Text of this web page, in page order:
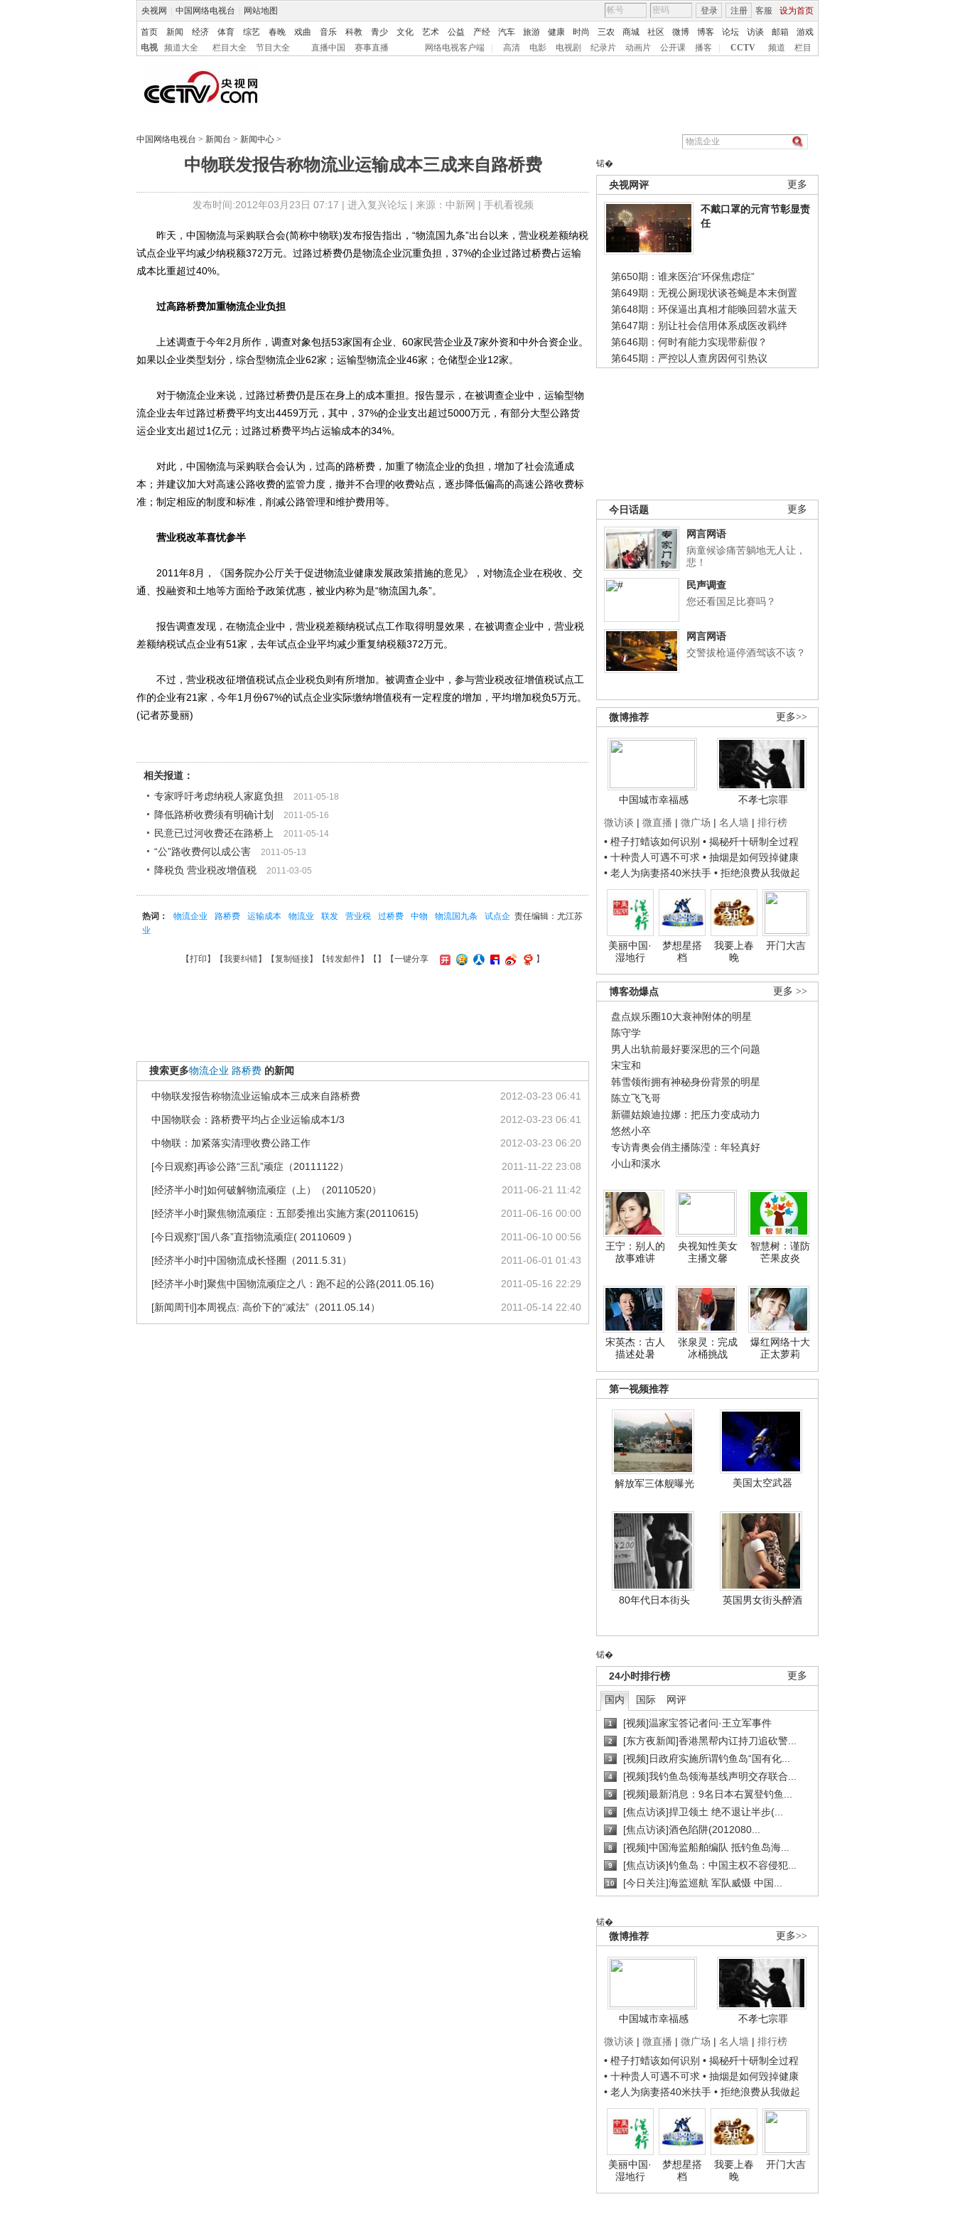
央视网 中国网络电视台 网站地图 客服 设为首页
登录 注册
首页 新闻 经济 体育 综艺 春晚 戏曲 音乐 科教 青少 文化 艺术 公益 产经 汽车 旅游 健康 时尚 三农 商城 社区 微博 博客 论坛 访谈 邮箱
游戏
电视
频道大全 栏目大全 节目大全 直播中国 赛事直播 网络电视客户端 高清 电影 电视剧 纪录片 动画片 公开课 播客 CCTV 频道 栏目
中国网络电视台 > 新闻台 > 新闻中心 >
中物联发报告称物流业运输成本三成来自路桥费
发布时间:2012年03月23日 07:17 | 进入复兴论坛| 来源：中新网 | 手机看视频
锘�
更多
央视网评
不戴口罩的元宵节彰显责
任
第650期：谁来医治“环保焦虑症”
第649期：无视公厕现状谈苍蝇是本末倒置
第648期：环保逼出真相才能唤回碧水蓝天
第647期：别让社会信用体系成医改羁绊
第646期：何时有能力实现带薪假？
第645期：严控以人查房因何引热议
更多
今日话题
网言网语
病童候诊痛苦躺地无人让，
悲！
民声调查
您还看国足比赛吗？
网言网语
交警拔枪逼停酒驾该不该？
更多>>
微博推荐
中国城市幸福感
不孝七宗罪
微访谈 | 微直播 | 微广场 | 名人墙 | 排行榜
• 橙子打蜡该如何识别 • 揭秘歼十研制全过程
• 十种贵人可遇不可求 • 抽烟是如何毁掉健康
• 老人为病妻搭40米扶手 • 拒绝浪费从我做起
美丽中国·
湿地行
梦想星搭
档
我要上春
晚
开门大吉
更多 >>
博客劲爆点
盘点娱乐圈10大衰神附体的明星
陈守学
男人出轨前最好要深思的三个问题
宋宝和
韩雪领衔拥有神秘身份背景的明星
陈立飞飞哥
新疆姑娘迪拉娜：把压力变成动力
悠然小卒
专访青奥会俏主播陈滢：年轻真好
小山和溪水
王宁：别人的
故事难讲
央视知性美女
主播文馨
智慧树：谨防
芒果皮炎
宋英杰：古人
描述处暑
张泉灵：完成
冰桶挑战
爆红网络十大
正太萝莉
第一视频推荐
解放军三体舰曝光 美国太空武器
80年代日本街头 英国男女街头醉酒
锘�
更多
24小时排行榜
国内 国际 网评
1 [视频]温家宝答记者问·王立军事件
2 [东方夜新闻]香港黑帮内讧持刀追砍警...
3 [视频]日政府实施所谓钓鱼岛“国有化...
4 [视频]我钓鱼岛领海基线声明交存联合...
5 [视频]最新消息：9名日本右翼登钓鱼...
6 [焦点访谈]捍卫领土 绝不退让半步(...
7 [焦点访谈]酒色陷阱(2012080...
8 [视频]中国海监船舶编队 抵钓鱼岛海...
9 [焦点访谈]钓鱼岛：中国主权不容侵犯...
10 [今日关注]海监巡航 军队威慑 中国...
锘�
更多>>
微博推荐
中国城市幸福感
不孝七宗罪
微访谈 | 微直播 | 微广场 | 名人墙 | 排行榜
• 橙子打蜡该如何识别 • 揭秘歼十研制全过程
• 十种贵人可遇不可求 • 抽烟是如何毁掉健康
• 老人为病妻搭40米扶手 • 拒绝浪费从我做起
美丽中国·
湿地行
梦想星搭
档
我要上春
晚
开门大吉
昨天，中国物流与采购联合会(简称中物联)发布报告指出，“物流国九条”出台以来，营业税差额纳税
试点企业平均减少纳税额372万元。过路过桥费仍是物流企业沉重负担，37%的企业过路过桥费占运输
成本比重超过40%。
过高路桥费加重物流企业负担
上述调查于今年2月所作，调查对象包括53家国有企业、60家民营企业及7家外资和中外合资企业。
如果以企业类型划分，综合型物流企业62家；运输型物流企业46家；仓储型企业12家。
对于物流企业来说，过路过桥费仍是压在身上的成本重担。报告显示，在被调查企业中，运输型物
流企业去年过路过桥费平均支出4459万元，其中，37%的企业支出超过5000万元，有部分大型公路货
运企业支出超过1亿元；过路过桥费平均占运输成本的34%。
对此，中国物流与采购联合会认为，过高的路桥费，加重了物流企业的负担，增加了社会流通成
本；并建议加大对高速公路收费的监管力度，撤并不合理的收费站点，逐步降低偏高的高速公路收费标
准；制定相应的制度和标准，削减公路管理和维护费用等。
营业税改革喜忧参半
2011年8月，《国务院办公厅关于促进物流业健康发展政策措施的意见》，对物流企业在税收、交
通、投融资和土地等方面给予政策优惠，被业内称为是“物流国九条”。
报告调查发现，在物流企业中，营业税差额纳税试点工作取得明显效果，在被调查企业中，营业税
差额纳税试点企业有51家，去年试点企业平均减少重复纳税额372万元。
不过，营业税改征增值税试点企业税负则有所增加。被调查企业中，参与营业税改征增值税试点工
作的企业有21家，今年1月份67%的试点企业实际缴纳增值税有一定程度的增加，平均增加税负5万元。
(记者苏曼丽)
相关报道：
专家呼吁考虑纳税人家庭负担
2011-05-18
降低路桥收费须有明确计划 2011-05-16
民意已过河收费还在路桥上 2011-05-14
“公”路收费何以成公害 2011-05-13
降税负 营业税改增值税 2011-03-05
责任编辑：尤江苏
热词： 物流企业 路桥费 运输成本 物流业 联发 营业税 过桥费 中物 物流国九条
试点企
业
【打印 】【我要纠错】【复制链接】【转发邮件】【 】 【一键分享 】
搜索更多物流企业 路桥费 的新闻
2012-03-23 06:41
中物联发报告称物流业运输成本三成来自路桥费
2012-03-23 06:41
中国物联会：路桥费平均占企业运输成本1/3
2012-03-23 06:20
中物联：加紧落实清理收费公路工作
2011-11-22 23:08
[今日观察]再诊公路“三乱”顽症（20111122）
2011-06-21 11:42
[经济半小时]如何破解物流顽症（上）（20110520）
2011-06-16 00:00
[经济半小时]聚焦物流顽症：五部委推出实施方案(20110615)
2011-06-10 00:56
[今日观察]“国八条”直指物流顽症( 20110609 )
2011-06-01 01:43
[经济半小时]中国物流成长怪圈（2011.5.31）
2011-05-16 22:29
[经济半小时]聚焦中国物流顽症之八：跑不起的公路(2011.05.16)
2011-05-14 22:40
[新闻周刊]本周视点: 高价下的“减法”（2011.05.14）